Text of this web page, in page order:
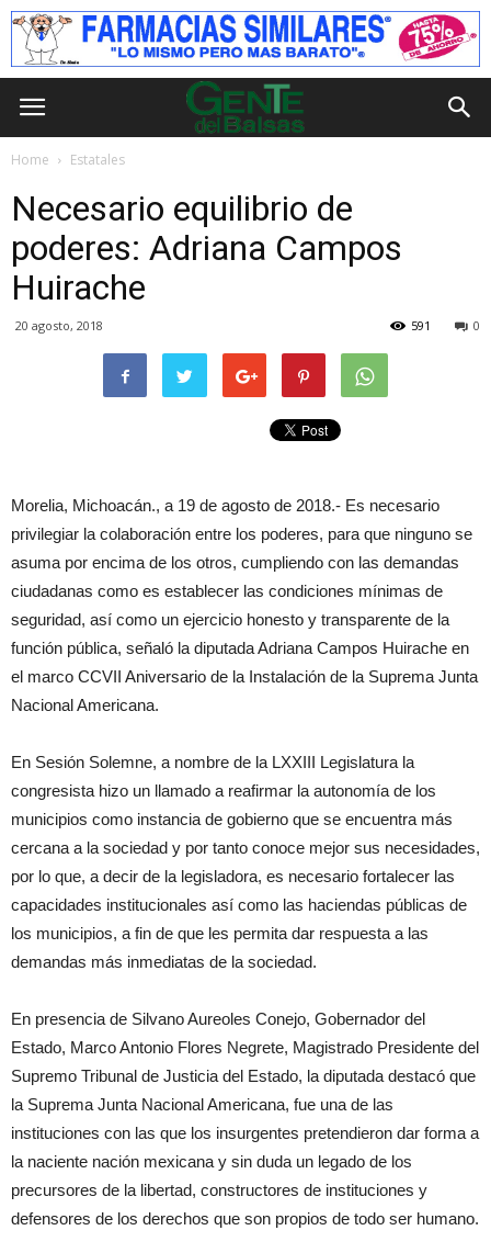
Home Estatales
Necesario equilibrio de
poderes: Adriana Campos
Huirache
20 agosto, 2018 0
591
Morelia, Michoacán., a 19 de agosto de 2018.- Es necesario
privilegiar la colaboración entre los poderes, para que ninguno se
asuma por encima de los otros, cumpliendo con las demandas
ciudadanas como es establecer las condiciones mínimas de
seguridad, así como un ejercicio honesto y transparente de la
función pública, señaló la diputada Adriana Campos Huirache en
el marco CCVII Aniversario de la Instalación de la Suprema Junta
Nacional Americana.
En Sesión Solemne, a nombre de la LXXIII Legislatura la
congresista hizo un llamado a reafirmar la autonomía de los
municipios como instancia de gobierno que se encuentra más
cercana a la sociedad y por tanto conoce mejor sus necesidades,
por lo que, a decir de la legisladora, es necesario fortalecer las
capacidades institucionales así como las haciendas públicas de
los municipios, a fin de que les permita dar respuesta a las
demandas más inmediatas de la sociedad.
En presencia de Silvano Aureoles Conejo, Gobernador del
Estado, Marco Antonio Flores Negrete, Magistrado Presidente del
Supremo Tribunal de Justicia del Estado, la diputada destacó que
la Suprema Junta Nacional Americana, fue una de las
instituciones con las que los insurgentes pretendieron dar forma a
la naciente nación mexicana y sin duda un legado de los
precursores de la libertad, constructores de instituciones y
defensores de los derechos que son propios de todo ser humano.